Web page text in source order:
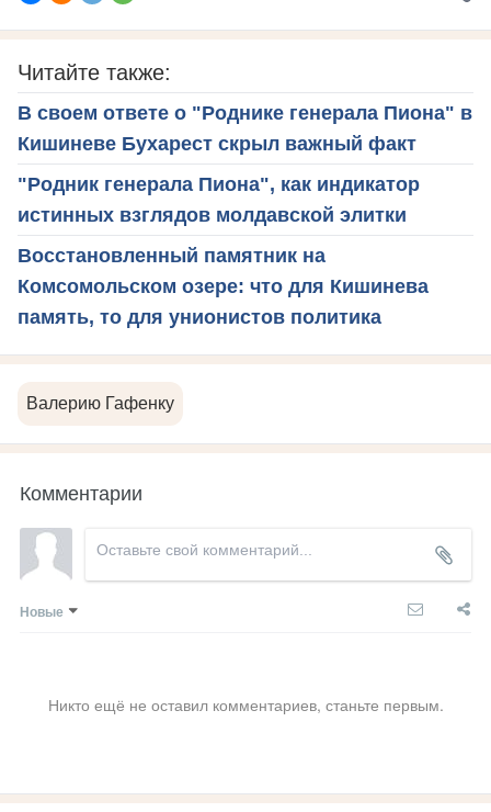
Читайте также:
В своем ответе о "Роднике генерала Пиона" в
Кишиневе Бухарест скрыл важный факт
"Родник генерала Пиона", как индикатор
истинных взглядов молдавской элитки
Восстановленный памятник на
Комсомольском озере: что для Кишинева
память, то для унионистов политика
Валерию Гафенку
Комментарии
Новые
Никто ещё не оставил комментариев, станьте первым.